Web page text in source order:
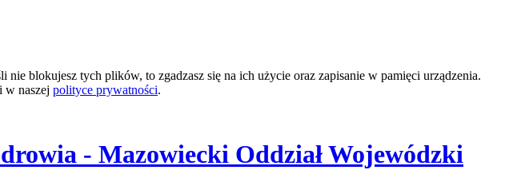
blokujesz tych plików, to zgadzasz się na ich użycie oraz zapisanie w pamięci urządzenia.
w naszej polityce prywatności.
- Mazowiecki Oddział Wojewódzki